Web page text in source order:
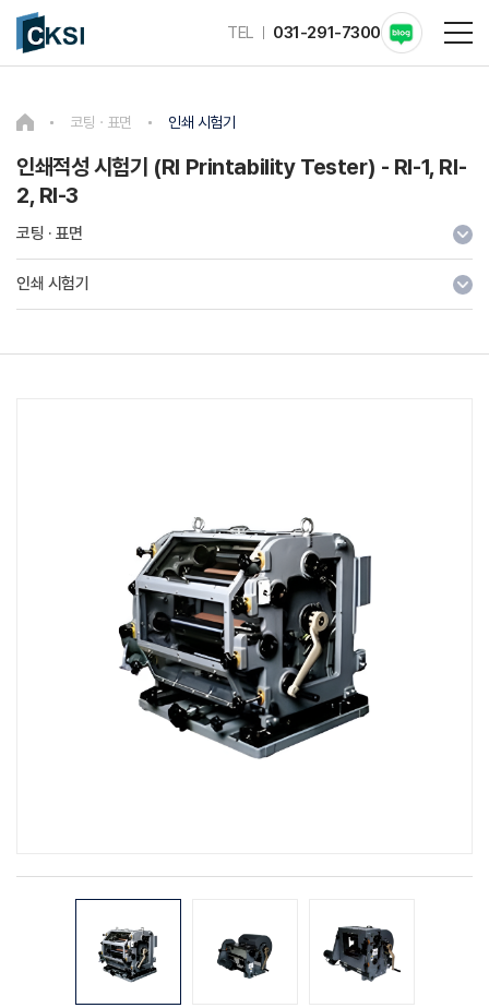
TEL 031-291-7300
코팅 · 표면 인쇄 시험기
인쇄적성 시험기 (RI Printability Tester) - RI-1, RI-
2, RI-3
코팅 · 표면
인쇄 시험기